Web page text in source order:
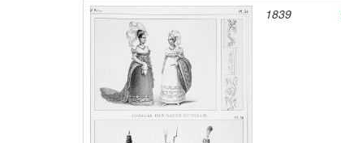
1839